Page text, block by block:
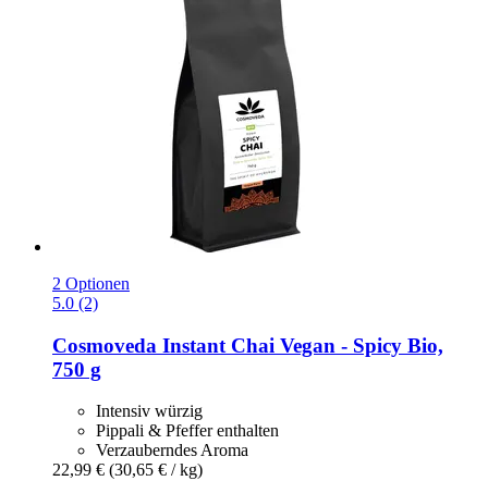
2 Optionen
5.0 (2)
Cosmoveda Instant Chai Vegan -​ Spicy Bio,
750 g
Intensiv würzig
Pippali & Pfeffer enthalten
Verzauberndes Aroma
22,99 € (30,65 € / kg)